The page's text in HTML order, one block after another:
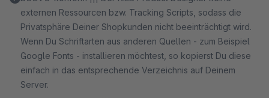
externen Ressourcen bzw. Tracking Scripts, sodass die
Privatsphäre Deiner Shopkunden nicht beeinträchtigt wird.
Wenn Du Schriftarten aus anderen Quellen - zum Beispiel
Google Fonts - installieren möchtest, so kopierst Du diese
einfach in das entsprechende Verzeichnis auf Deinem
Server.